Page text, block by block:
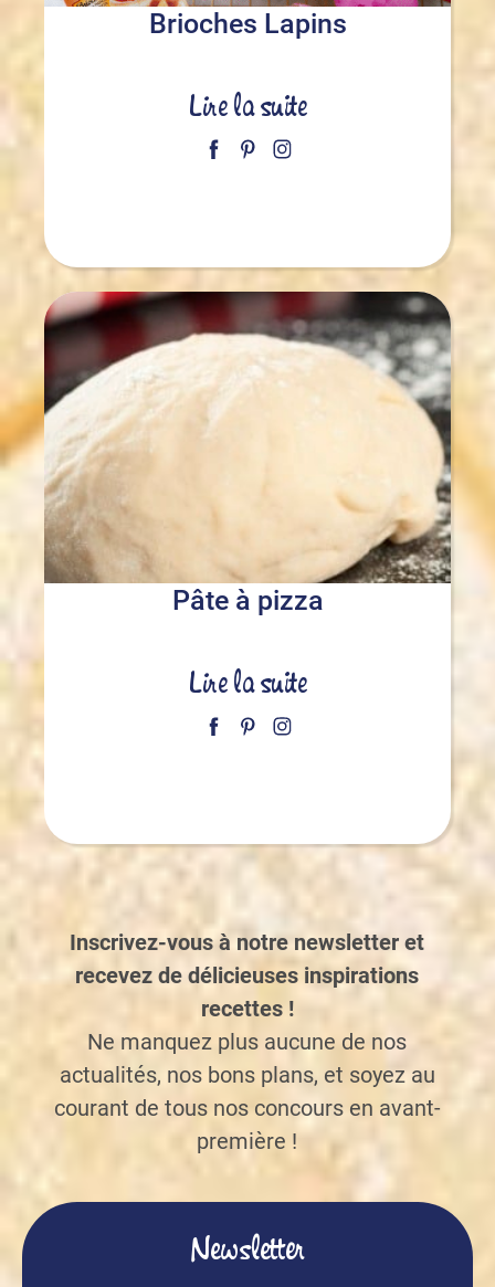
Brioches Lapins
Lire la suite
Pâte à pizza
Lire la suite
Inscrivez-vous à notre newsletter et
recevez de délicieuses inspirations
recettes !
Ne manquez plus aucune de nos
actualités, nos bons plans, et soyez au
courant de tous nos concours en avant-
première !
Newsletter